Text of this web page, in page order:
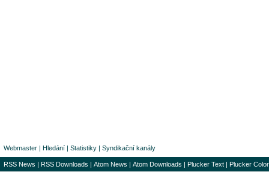
Webmaster | Hledání | Statistiky | Syndikační kanály
RSS News | RSS Downloads | Atom News | Atom Downloads | Plucker Text | Plucker Color